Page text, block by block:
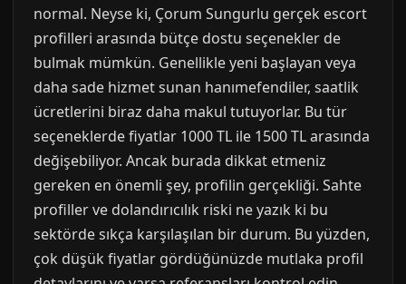
normal. Neyse ki, Çorum Sungurlu gerçek escort
profilleri arasında bütçe dostu seçenekler de
bulmak mümkün. Genellikle yeni başlayan veya
daha sade hizmet sunan hanımefendiler, saatlik
ücretlerini biraz daha makul tutuyorlar. Bu tür
seçeneklerde fiyatlar 1000 TL ile 1500 TL arasında
değişebiliyor. Ancak burada dikkat etmeniz
gereken en önemli şey, profilin gerçekliği. Sahte
profiller ve dolandırıcılık riski ne yazık ki bu
sektörde sıkça karşılaşılan bir durum. Bu yüzden,
çok düşük fiyatlar gördüğünüzde mutlaka profil